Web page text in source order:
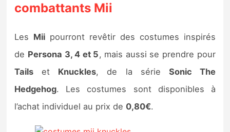
combattants Mii
Les Mii pourront revêtir des costumes inspirés
de Persona 3, 4 et 5, mais aussi se prendre pour
Tails et Knuckles, de la série Sonic The
Hedgehog. Les costumes sont disponibles à
l’achat individuel au prix de 0,80€.